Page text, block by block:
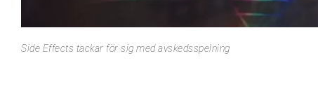
Side Effects tackar för sig med avskedsspelning